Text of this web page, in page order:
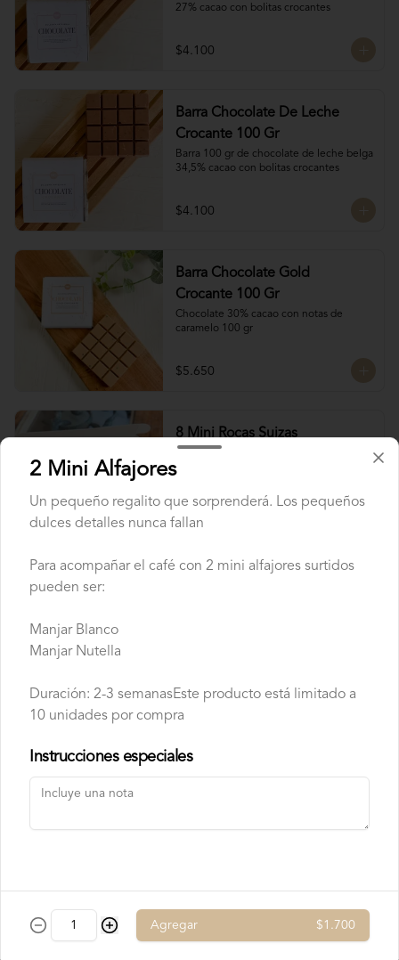
27% cacao con bolitas crocantes
$4.100
Barra Chocolate De Leche
Crocante 100 Gr
Barra 100 gr de chocolate de leche belga
34,5% cacao con bolitas crocantes
$4.100
Barra Chocolate Gold
Crocante 100 Gr
Chocolate 30% cacao con notas de
caramelo 100 gr
$5.650
8 Mini Rocas Suizas
unas exquisitas Rocas Suizas!
Pistacho y Coco, tostados y bañados con
chocolate
4 tipos de chocolate
Chocolate Blanco
Conócenos
Términos y condiciones
Redes sociales
Instagram
2 Mini Alfajores
Un pequeño regalito que sorprenderá. Los pequeños
dulces detalles nunca fallan
Para acompañar el café con 2 mini alfajores surtidos
pueden ser:
Manjar Blanco
Manjar Nutella
Duración: 2-3 semanasEste producto está limitado a
10 unidades por compra
Instrucciones especiales
Agregar $1.700